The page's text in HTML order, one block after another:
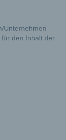
Unternehmen
den Inhalt der